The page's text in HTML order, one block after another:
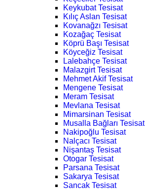
Keykubat Tesisat
Kılıç Aslan Tesisat
Kovanağzı Tesisat
Kozağaç Tesisat
Köprü Başı Tesisat
Köyceğiz Tesisat
Lalebahçe Tesisat
Malazgirt Tesisat
Mehmet Akif Tesisat
Mengene Tesisat
Meram Tesisat
Mevlana Tesisat
Mimarsinan Tesisat
Musalla Bağları Tesisat
Nakipoğlu Tesisat
Nalçacı Tesisat
Nişantaş Tesisat
Otogar Tesisat
Parsana Tesisat
Sakarya Tesisat
Sancak Tesisat